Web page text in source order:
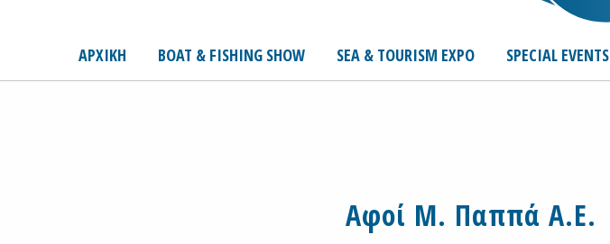
ΑΡΧΙΚΗ BOAT & FISHING SHOW SEA & TOURISM EXPO SPECIAL EVENTS
Αφοί Μ. Παππά Α.Ε.